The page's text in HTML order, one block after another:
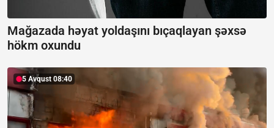
Mağazada həyat yoldaşını bıçaqlayan şəxsə
hökm oxundu
5 Avqust 08:40